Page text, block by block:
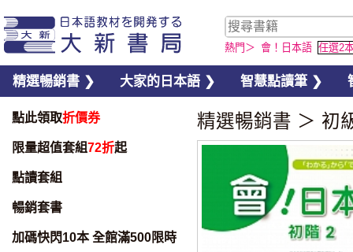
熱門＞ 會！日本語 任選2
精選暢銷書 ❯ 大家的日本語 ❯ 智慧點讀筆 ❯
點此領取折價券
限量超值套組72折起
點讀套組
暢銷套書
加碼快閃10本 全館滿500限時
精選暢銷書 ＞ 初